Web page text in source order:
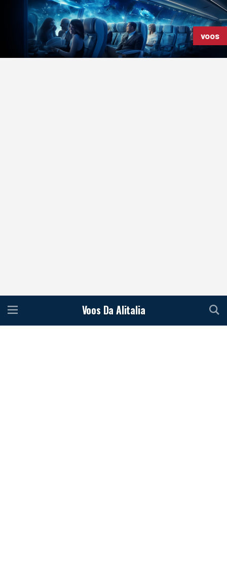
voos
Itália
Voos Da Alitalia